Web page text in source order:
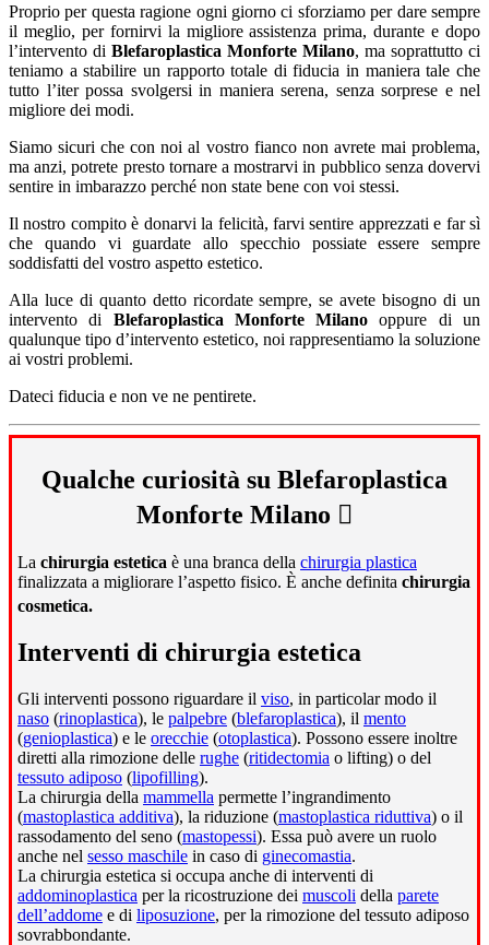
Proprio per questa ragione ogni giorno ci sforziamo per dare sempre
il meglio, per fornirvi la migliore assistenza prima, durante e dopo
l’intervento di Blefaroplastica Monforte Milano, ma soprattutto ci
teniamo a stabilire un rapporto totale di fiducia in maniera tale che
tutto l’iter possa svolgersi in maniera serena, senza sorprese e nel
migliore dei modi.
Siamo sicuri che con noi al vostro fianco non avrete mai problema,
ma anzi, potrete presto tornare a mostrarvi in pubblico senza dovervi
sentire in imbarazzo perché non state bene con voi stessi.
Il nostro compito è donarvi la felicità, farvi sentire apprezzati e far sì
che quando vi guardate allo specchio possiate essere sempre
soddisfatti del vostro aspetto estetico.
Alla luce di quanto detto ricordate sempre, se avete bisogno di un
intervento di Blefaroplastica Monforte Milano oppure di un
qualunque tipo d’intervento estetico, noi rappresentiamo la soluzione
ai vostri problemi.
Dateci fiducia e non ve ne pentirete.
Qualche curiosità su Blefaroplastica
Monforte Milano
La chirurgia estetica è una branca della chirurgia plastica
finalizzata a migliorare l’aspetto fisico. È anche definita chirurgia
cosmetica.
Interventi di chirurgia estetica
Gli interventi possono riguardare il viso, in particolar modo il
naso (rinoplastica), le palpebre (blefaroplastica), il mento
(genioplastica) e le orecchie (otoplastica). Possono essere inoltre
diretti alla rimozione delle rughe (ritidectomia o lifting) o del
tessuto adiposo (lipofilling).
La chirurgia della mammella permette l’ingrandimento
(mastoplastica additiva), la riduzione (mastoplastica riduttiva) o il
rassodamento del seno (mastopessi). Essa può avere un ruolo
anche nel sesso maschile in caso di ginecomastia.
La chirurgia estetica si occupa anche di interventi di
addominoplastica per la ricostruzione dei muscoli della parete
dell’addome e di liposuzione, per la rimozione del tessuto adiposo
sovrabbondante.